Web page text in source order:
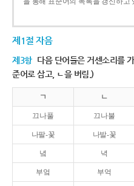
제1절 자음
제3항 다음 단어들은 거센소리를
준어로 삼고, ㄴ을 버림.)
ㄱ ㄴ
끄나풀 끄나불
나팔-꽃 나발-꽃
녘 녁
부엌 부억